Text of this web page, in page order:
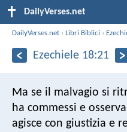
DailyVerses.net
DailyVerses.net ›Libri Biblici ›
Ezechiele 18:21
Ma se il malvagio si
ha commessi e
agisce con giustizia e